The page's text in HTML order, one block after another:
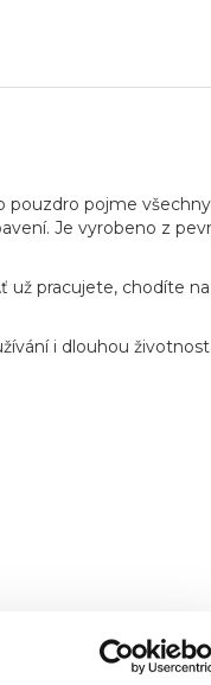
pouzdro pojme
Je vyrobeno z
už pracujete, chodíte
i dlouhou životnost.